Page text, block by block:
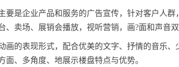
要是企业产品和服务的广告宣传，针对客户人
、卖场、展销会播放，视听营销，画?面和声音
画的表现形式，配合优美的文字、抒情的音乐
面、多角度、地展示楼盘特点与优势。